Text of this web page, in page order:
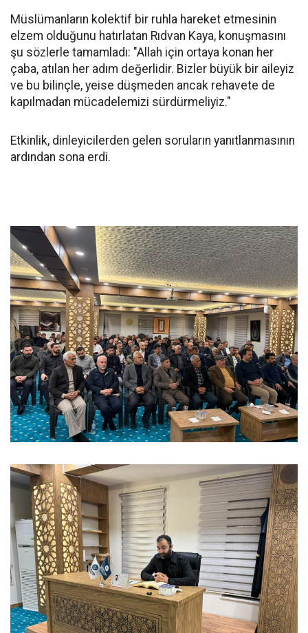
Müslümanların kolektif bir ruhla hareket etmesinin
elzem olduğunu hatırlatan Rıdvan Kaya, konuşmasını
şu sözlerle tamamladı: "Allah için ortaya konan her
çaba, atılan her adım değerlidir. Bizler büyük bir aileyiz
ve bu bilinçle, yeise düşmeden ancak rehavete de
kapılmadan mücadelemizi sürdürmeliyiz."
Etkinlik, dinleyicilerden gelen soruların yanıtlanmasının
ardından sona erdi.